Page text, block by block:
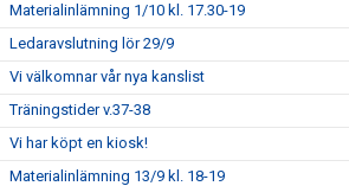
Materialinlämning 1/10 kl. 17.30-19
Ledaravslutning lör 29/9
Vi välkomnar vår nya kanslist
Träningstider v.37-38
Vi har köpt en kiosk!
Materialinlämning 13/9 kl. 18-19